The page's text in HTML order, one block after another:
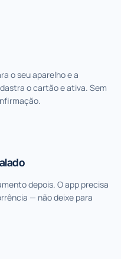
o seu aparelho e a
o cartão e ativa. Sem
depois. O app precisa
— não deixe para